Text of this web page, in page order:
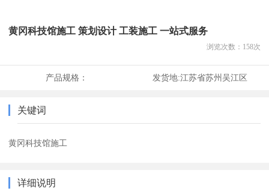
黄冈科技馆施工 策划设计 工装施工 一站式服务
浏览次数： 158次
产品规格： 发货地:江苏省苏州吴江区
关键词
黄冈科技馆施工
详细说明